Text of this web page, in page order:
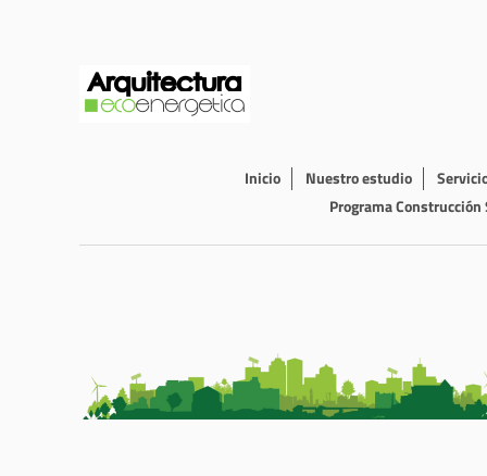
Inicio Nuestro estudio
Programa